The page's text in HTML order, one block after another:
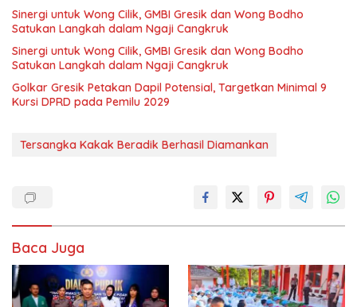
Sinergi untuk Wong Cilik, GMBI Gresik dan Wong Bodho
Satukan Langkah dalam Ngaji Cangkruk
Sinergi untuk Wong Cilik, GMBI Gresik dan Wong Bodho
Satukan Langkah dalam Ngaji Cangkruk
Golkar Gresik Petakan Dapil Potensial, Targetkan Minimal 9
Kursi DPRD pada Pemilu 2029
Tersangka Kakak Beradik Berhasil Diamankan
Baca Juga